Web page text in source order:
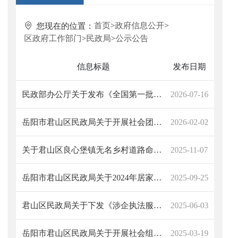
您现在的位置： 首页>政府信息公开>
区政府工作部门>民政局>公示公告
信息标题 发布日期
民政部办公厅关于发布《全国第一批婚丧习俗改革典型案例名单》的通知 2026-07-16
岳阳市君山区民政局关于开展社会团体2025年度检查工作的通知 2026-02-02
关于君山区良心堡镇无名乡村道路命名公告 2025-11-07
岳阳市君山区民政局关于2024年居家和社区基本养老服务提升行动项目开展情况的公示 2025-09-25
君山区民政局关于下发《涉企执法服务突出问题专项整治实施方案》的通知 2025-06-03
岳阳市君山区民政局关于开展社会组织2024年度检查工作的通知 2025-03-19